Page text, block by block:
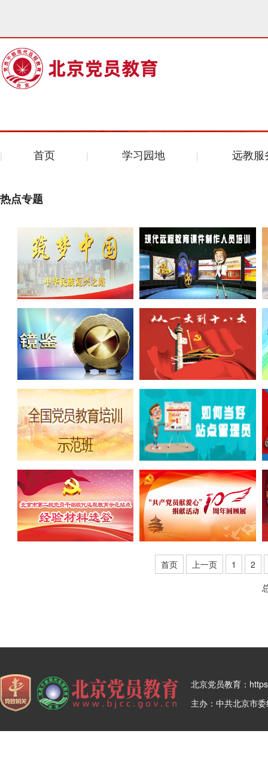
首页 学习园地 远教服
热点专题
首页 上一页 1
2
北京党员教育：
主办：中共北京市